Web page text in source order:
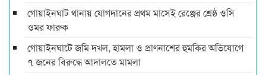
গোয়াইনঘাট থানায় যোগদানের প্রথম মাসেই রেঞ্জের শ্রেষ্ঠ ওসি
ওমর ফারুক
গোয়াইনঘাটে জমি দখল, হামলা ও প্রাণনাশের হুমকির অভিযোগে
৭ জনের বিরুদ্ধে আদালতে মামলা